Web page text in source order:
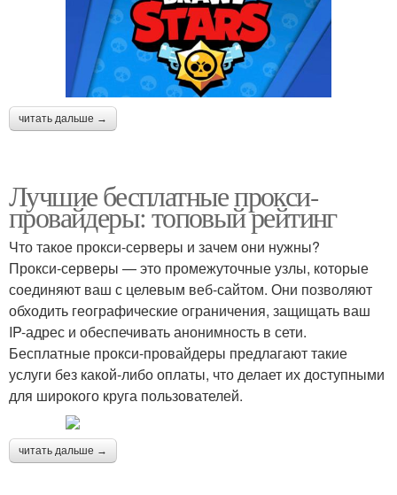
читать дальше →
Лучшие бесплатные прокси-
провайдеры: топовый рейтинг
Что такое прокси-серверы и зачем они нужны?
Прокси-серверы — это промежуточные узлы, которые
соединяют ваш с целевым веб-сайтом. Они позволяют
обходить географические ограничения, защищать ваш
IP-адрес и обеспечивать анонимность в сети.
Бесплатные прокси-провайдеры предлагают такие
услуги без какой-либо оплаты, что делает их доступными
для широкого круга пользователей.
читать дальше →